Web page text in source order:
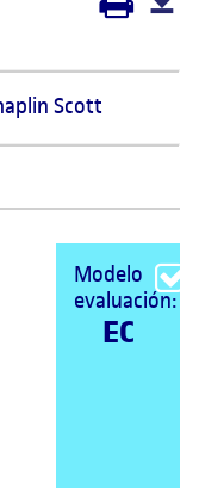
Scott
Modelo
evaluación:
EC